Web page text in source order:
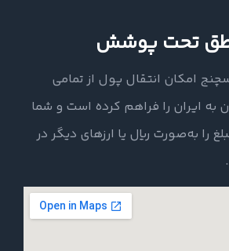
تحت پوشش
امکان انتقال پول از تمامی
به ایران را فراهم کرده است و شما
را به‌صورت ریال یا ارزهای دیگر در